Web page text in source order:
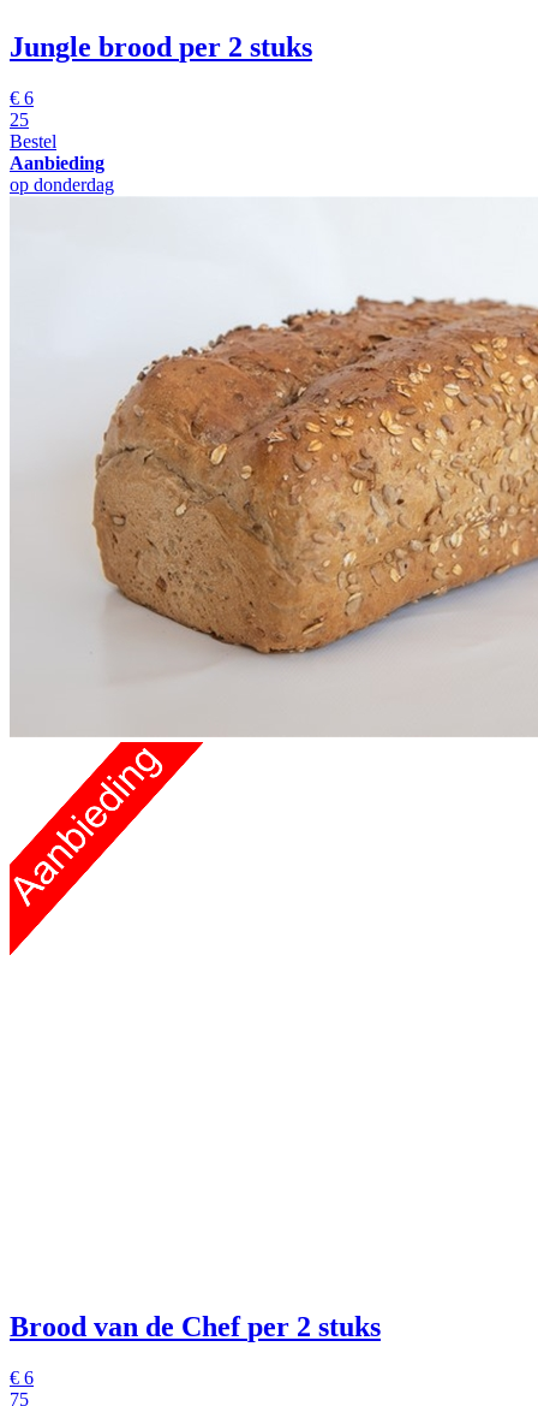
Jungle brood per 2 stuks
€ 6
25
Bestel
Aanbieding
op donderdag
Brood van de Chef per 2 stuks
€ 6
75